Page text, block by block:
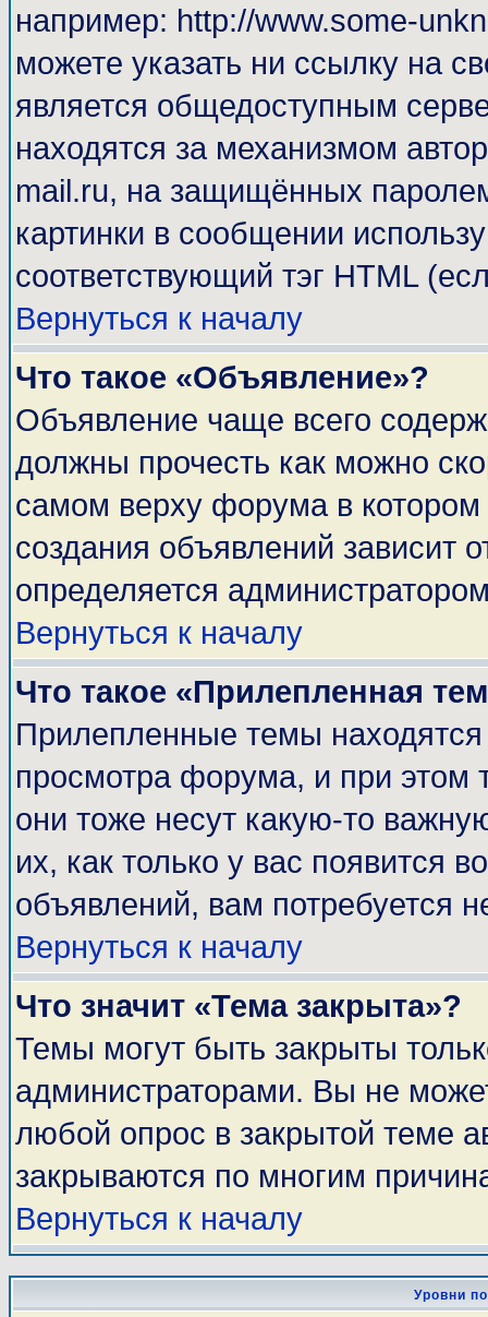
например: http://www.some-
можете указать ни ссылку на
является общедоступным
находятся за механизмом
mail.ru, на защищённых
картинки в сообщении
соответствующий тэг HTML
Вернуться к началу
Что такое «Объявление»?
Объявление чаще всего
должны прочесть как можно
самом верху форума в
создания объявлений зависит
определяется
Вернуться к началу
Что такое «Прилепленная
Прилепленные темы
просмотра форума, и при этом
они тоже несут какую-то
их, как только у вас появится
объявлений, вам потребуется
Вернуться к началу
Что значит «Тема закрыта»?
Темы могут быть закрыты
администраторами. Вы не
любой опрос в закрытой теме
закрываются по многим
Вернуться к началу
Уровни